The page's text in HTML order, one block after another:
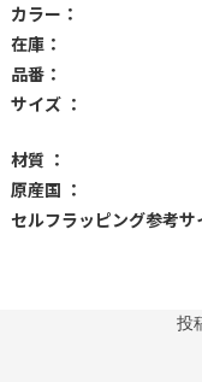
カラー：
在庫：
品番：
サイズ ：
材質 ：
原産国 ：
セルフラッピング参考サ
投